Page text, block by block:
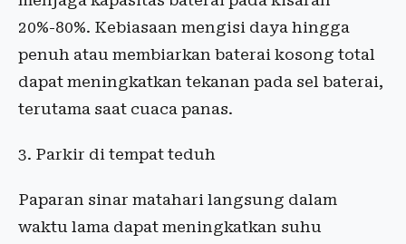
20%-80%. Kebiasaan mengisi daya hingga
penuh atau membiarkan baterai kosong total
dapat meningkatkan tekanan pada sel baterai,
terutama saat cuaca panas.
3. Parkir di tempat teduh
Paparan sinar matahari langsung dalam
waktu lama dapat meningkatkan suhu